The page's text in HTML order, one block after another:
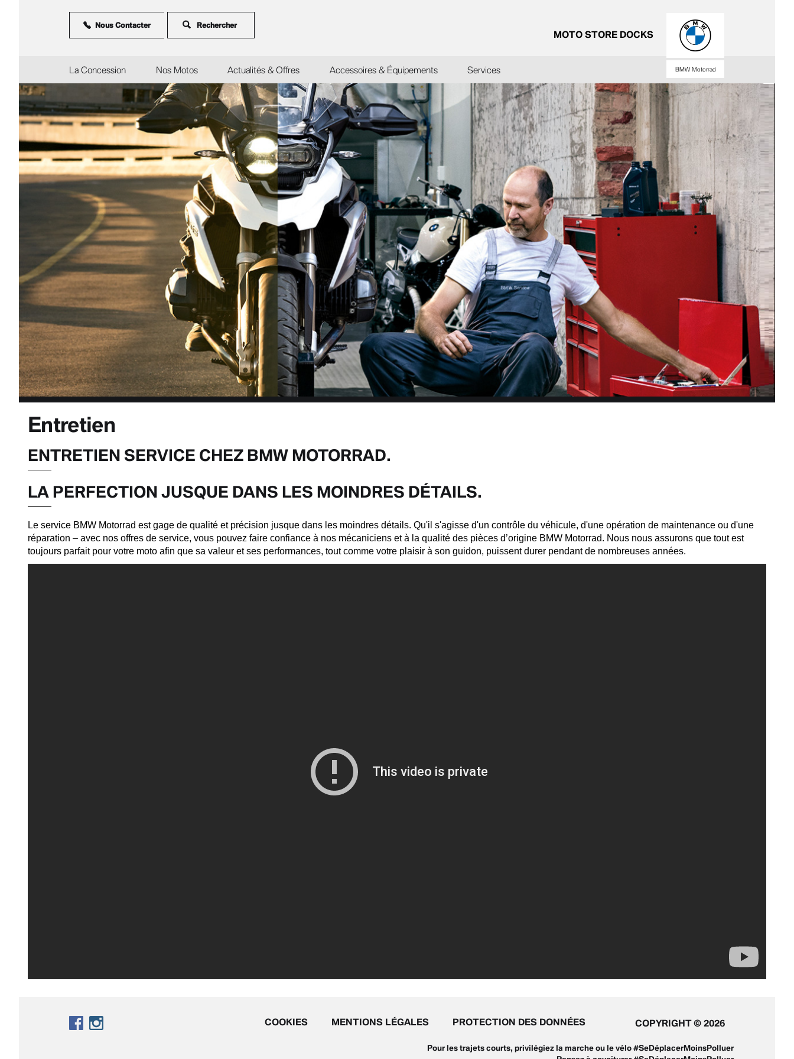
MOTO STORE DOCKS
BMW Motorrad
Nous Contacter
La Concession Nos Motos Actualités & Offres Accessoires & Équipements Services
Entretien
ENTRETIEN SERVICE CHEZ BMW MOTORRAD.
LA PERFECTION JUSQUE DANS LES MOINDRES DÉTAILS.
Le service BMW Motorrad est gage de qualité et précision jusque dans les moindres détails. Qu'il s'agisse d'un contrôle du véhicule, d'une opération de maintenance ou d'une
réparation – avec nos offres de service, vous pouvez faire confiance à nos mécaniciens et à la qualité des pièces d’origine BMW Motorrad. Nous nous assurons que tout est
toujours parfait pour votre moto afin que sa valeur et ses performances, tout comme votre plaisir à son guidon, puissent durer pendant de nombreuses années.
COOKIES MENTIONS LÉGALES PROTECTION DES DONNÉES COPYRIGHT © 2026
Pour les trajets courts, privilégiez la marche ou le vélo #SeDéplacerMoinsPolluer